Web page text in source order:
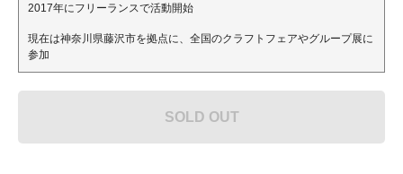
2017年にフリーランスで活動開始
現在は神奈川県藤沢市を拠点に、全国のクラフトフェアやグループ展に
参加
SOLD OUT